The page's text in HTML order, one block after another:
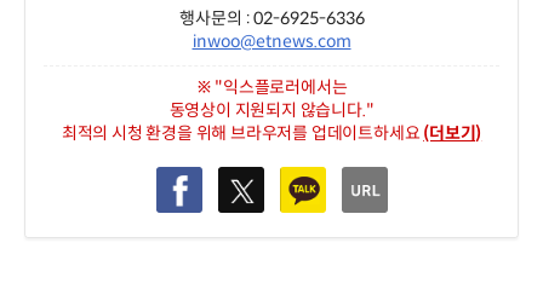
행사문의 : 02-6925-6336
inwoo@etnews.com
※ "익스플로러에서는
동영상이 지원되지 않습니다."
최적의 시청 환경을 위해 브라우저를 업데이트하세요 (더보기)